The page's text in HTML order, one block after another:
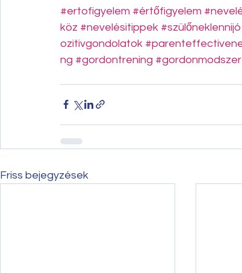
#ertofigyelem #értőfigyelem
köz #nevelésitippek #szülőneklennijó
ozitivgondolatok
ng #gordontrening #gordonmodszer
Friss bejegyzések